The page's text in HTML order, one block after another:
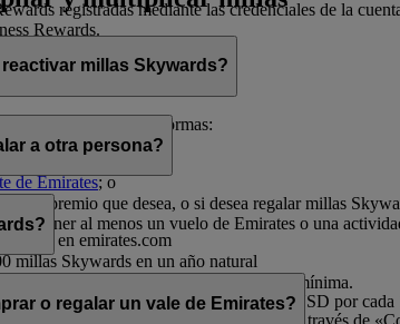
registradas mediante las credenciales de la
Rewards.
millas Skywards?
de las siguientes formas:
de Emirates; o
sesión en emirates.com
a otra persona?
el premio que desea, o si desea regalar millas
tener al menos un vuelo de Emirates o una
millas Skywards en un año natural
por cada transacción, a un precio de 30 USD por
de 1.000, siendo 2.000 la cantidad mínima.
o regalar un vale de Emirates?